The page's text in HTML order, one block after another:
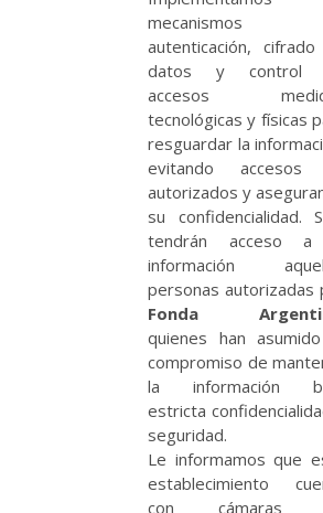
mecanismos
autenticación,
datos y control
accesos
tecnológicas y físicas
resguardar la
evitando accesos
autorizados y
su confidencialidad.
tendrán acceso
información
personas autorizadas
Fonda
quienes han
compromiso de
la información
estricta
seguridad.
Le informamos que
establecimiento
con cámaras